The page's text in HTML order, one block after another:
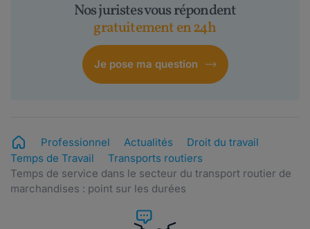
Nos juristes vous répondent
gratuitement en 24h
Je pose ma question
Professionnel Actualités
Droit du travail
Temps de Travail
Transports routiers
Temps de service dans le secteur du transport routier de
marchandises : point sur les durées